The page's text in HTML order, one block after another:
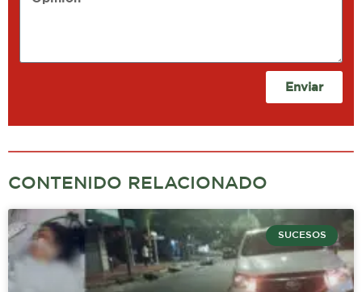
Enviar
CONTENIDO RELACIONADO
SUCESOS